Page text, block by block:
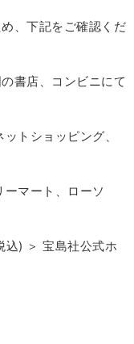
、下記をご確認くだ
書店、コンビニにて
トショッピング、
マート、ローソ
込) ＞ 宝島社公式ホ